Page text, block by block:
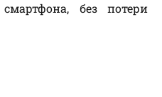
без потери